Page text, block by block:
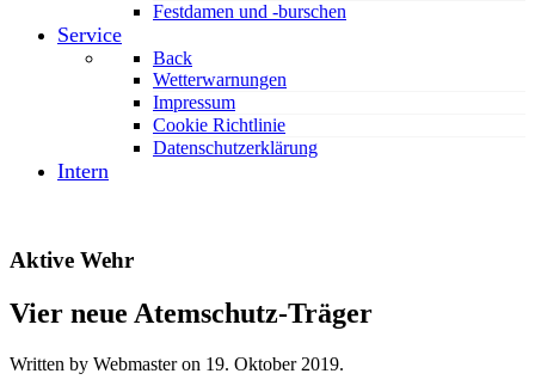
Festdamen und -burschen
Service
Back
Wetterwarnungen
Impressum
Cookie Richtlinie
Datenschutzerklärung
Intern
Aktive Wehr
Vier neue Atemschutz-Träger
Written by Webmaster on 19. Oktober 2019.